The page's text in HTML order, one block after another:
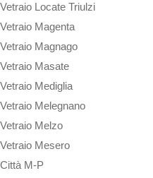
Vetraio Locate Triulzi
Vetraio Magenta
Vetraio Magnago
Vetraio Masate
Vetraio Mediglia
Vetraio Melegnano
Vetraio Melzo
Vetraio Mesero
Città M-P